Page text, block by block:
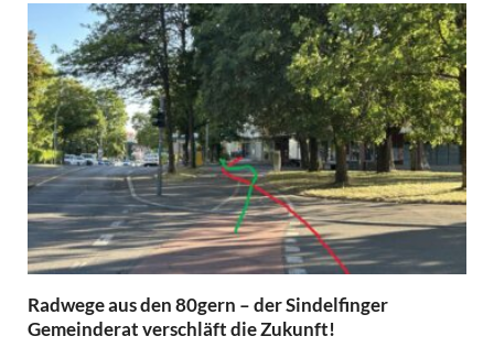
Radwege aus den 80gern – der Sindelfinger
Gemeinderat verschläft die Zukunft!